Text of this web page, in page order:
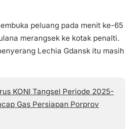
peluang pada menit ke-65
merangsek ke kotak penalti.
Lechia Gdansk itu masih
KONI Tangsel Periode 2025-
Gas Persiapan Porprov